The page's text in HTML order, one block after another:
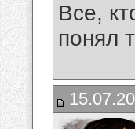
Все,
понял